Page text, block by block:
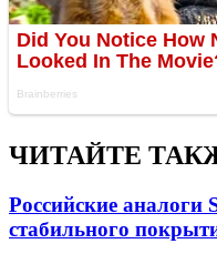
ЧИТАЙТЕ
Российские аналоги
стабильного